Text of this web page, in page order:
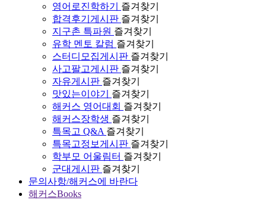
영어로진학하기
즐겨찾기
합격후기게시판 즐겨찾기
지구촌 특파원 즐겨찾기
유학 멘토 칼럼 즐겨찾기
스터디모집게시판 즐겨찾기
사고팔고게시판 즐겨찾기
자유게시판 즐겨찾기
맛있는이야기
즐겨찾기
해커스 영어대회 즐겨찾기
해커스장학생 즐겨찾기
특목고 Q&A 즐겨찾기
특목고정보게시판 즐겨찾기
학부모 어울림터 즐겨찾기
군대게시판 즐겨찾기
문의사항/해커스에 바란다
해커스Books